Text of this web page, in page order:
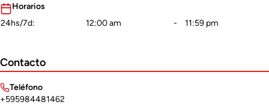
Horarios
24hs/7d:
12:00 am - 11:59 pm
Contacto
Teléfono
+595984481462